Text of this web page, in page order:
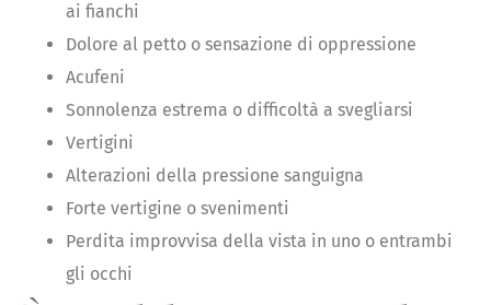
ai fianchi
Dolore al petto o sensazione di oppressione
Acufeni
Sonnolenza estrema o difficoltà a svegliarsi
Vertigini
Alterazioni della pressione sanguigna
Forte vertigine o svenimenti
Perdita improvvisa della vista in uno o entrambi
gli occhi